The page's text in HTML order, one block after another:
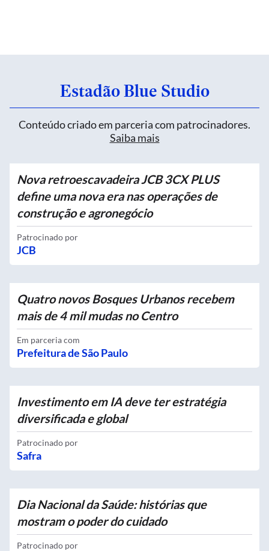
Estadão Blue Studio
Conteúdo criado em parceria com patrocinadores.
Saiba mais
Nova retroescavadeira JCB 3CX PLUS
define uma nova era nas operações de
construção e agronegócio
Patrocinado por
JCB
Quatro novos Bosques Urbanos recebem
mais de 4 mil mudas no Centro
Em parceria com
Prefeitura de São Paulo
Investimento em IA deve ter estratégia
diversificada e global
Patrocinado por
Safra
Dia Nacional da Saúde: histórias que
mostram o poder do cuidado
Patrocinado por